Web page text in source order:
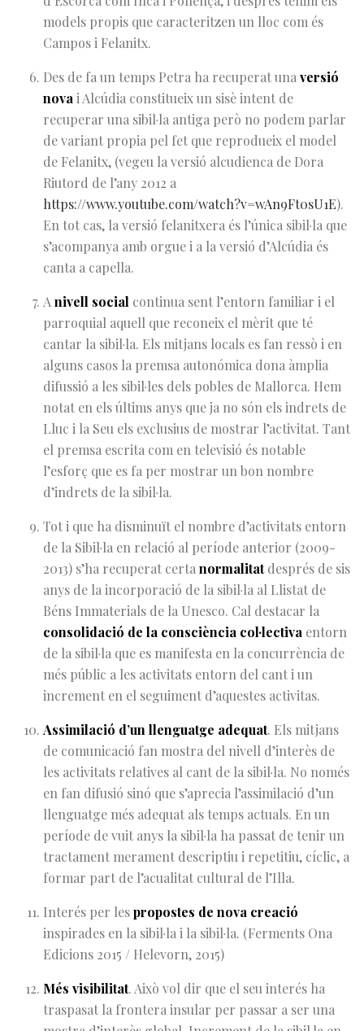
models propis que caracteritzen un lloc com és
Campos i Felanitx.
Des de fa un temps Petra ha recuperat una versió
nova i Alcúdia constitueix un sisè intent de
recuperar una sibil·la antiga però no podem parlar
de variant propia pel fet que reprodueix el model
de Felanitx, (vegeu la versió alcudienca de Dora
Riutord de l’any 2012 a
https://www.youtube.com/watch?v=wAn9Ft0sU1E).
En tot cas, la versió felanitxera és l’única sibil·la que
s’acompanya amb orgue i a la versió d’Alcúdia és
canta a capella.
A nivell social continua sent l’entorn familiar i el
parroquial aquell que reconeix el mèrit que té
cantar la sibil·la. Els mitjans locals es fan ressò i en
alguns casos la premsa autonómica dona àmplia
difussió a les sibil·les dels pobles de Mallorca. Hem
notat en els últims anys que ja no són els indrets de
Lluc i la Seu els exclusius de mostrar l’activitat. Tant
el premsa escrita com en televisió és notable
l’esforç que es fa per mostrar un bon nombre
d’indrets de la sibil·la.
Tot i que ha disminuït el nombre d’activitats entorn
de la Sibil·la en relació al període anterior (2009-
2013) s’ha recuperat certa normalitatdesprés de sis
anys de la incorporació de la sibil·la al Llistat de
Béns Immaterials de la Unesco. Cal destacar la
consolidació de la consciència col·lectiva entorn
de la sibil·la que es manifesta en la concurrència de
més públic a les activitats entorn del cant i un
increment en el seguiment d’aquestes activitas.
Assimilació d’un llenguatge adequat. Els mitjans
de comunicació fan mostra del nivell d’interès de
les activitats relatives al cant de la sibil·la. No només
en fan difusió sinó que s’aprecia l’assimilació d’un
llenguatge més adequat als temps actuals. En un
període de vuit anys la sibil·la ha passat de tenir un
tractament merament descriptiu i repetitiu, cíclic, a
formar part de l’acualitat cultural de l’Illa.
Interés per lespropostes de nova creació
inspirades en la sibil·la i la sibil·la. (Ferments Ona
Edicions 2015 / Helevorn, 2015)
Més visibilitat. Això vol dir que el seu interés ha
traspasat la frontera insular per passar a ser una